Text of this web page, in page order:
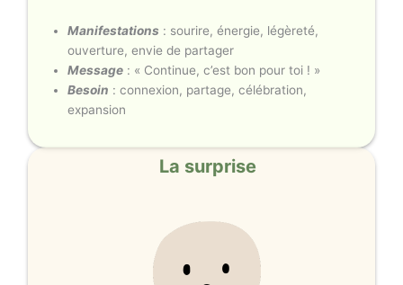
Manifestations : sourire, énergie, légèreté,
ouverture, envie de partager
Message: « Continue, c’est bon pour toi ! »
Besoin : connexion, partage, célébration,
expansion
La surprise